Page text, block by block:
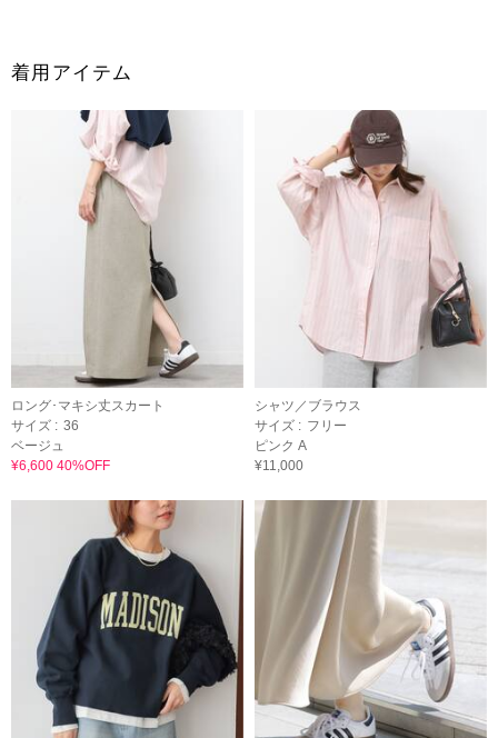
着用アイテム
ロング･マキシ丈スカート
サイズ : 36
ベージュ
¥6,600 40%OFF
シャツ／ブラウス
サイズ : フリー
ピンク A
¥11,000